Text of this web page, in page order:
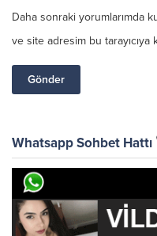
Daha sonraki yorumlarımda
ve site adresim bu tarayıcıya
Whatsapp Sohbet Hattı